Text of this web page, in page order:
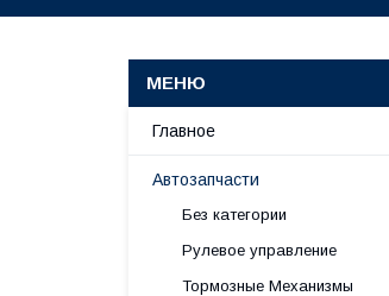
Главное
Автозапчасти
Без категории
Рулевое управление
Тормозные Механизмы